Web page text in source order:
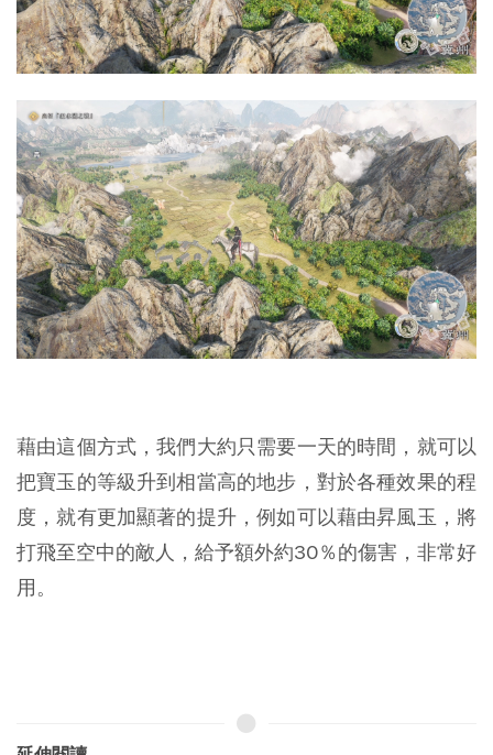
藉由這個方式，我們大約只需要一天的時間，就可以
把寶玉的等級升到相當高的地步，對於各種效果的程
度，就有更加顯著的提升，例如可以藉由昇風玉，將
打飛至空中的敵人，給予額外約30％的傷害，非常好
用。